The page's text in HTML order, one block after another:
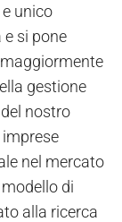
unico
si pone
maggiormente
gestione
nostro
nel mercato
di
alla ricerca